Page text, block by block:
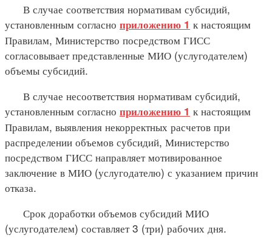
В случае соответствия нормативам субсидий,
установленным согласно приложению 1 к настоящим
Правилам, Министерство посредством ГИСС
согласовывает представленные МИО (услугодателем)
объемы субсидий.
В случае несоответствия нормативам субсидий,
установленным согласно приложению 1 к настоящим
Правилам, выявления некорректных расчетов при
распределении объемов субсидий, Министерство
посредством ГИСС направляет мотивированное
заключение в МИО (услугодателю) с указанием причин
отказа.
Срок доработки объемов субсидий МИО
(услугодателем) составляет 3 (три) рабочих дня.